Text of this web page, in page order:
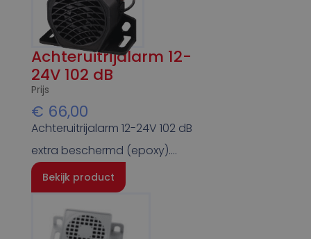
Achteruitrijalarm 12-
24V 102 dB
Prijs
€ 66,00
Achteruitrijalarm 12-24V 102 dB
extra beschermd (epoxy)….
Bekijk product